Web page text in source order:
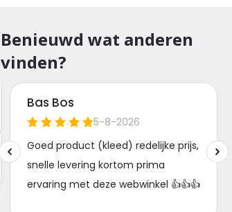
Benieuwd wat anderen
vinden?